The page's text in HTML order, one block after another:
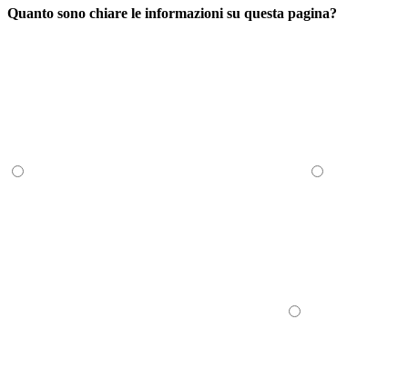
Quanto sono chiare le informazioni su questa pagina?